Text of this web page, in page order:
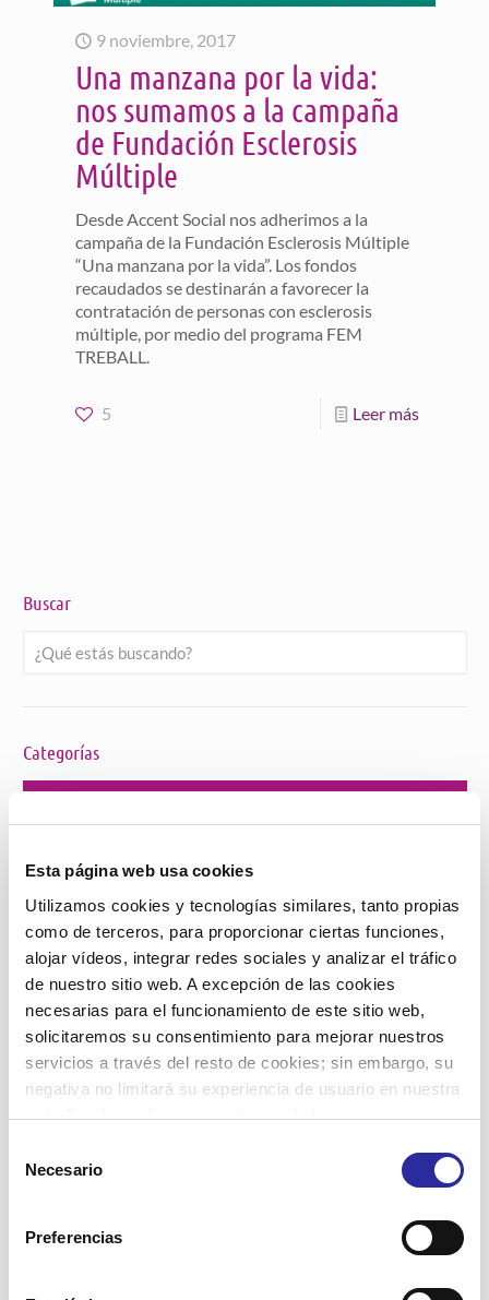
Esta página web usa cookies
Utilizamos cookies y tecnologías similares, tanto propias
como de terceros, para proporcionar ciertas funciones,
alojar vídeos, integrar redes sociales y analizar el tráfico
de nuestro sitio web. A excepción de las cookies
necesarias para el funcionamiento de este sitio web,
solicitaremos su consentimiento para mejorar nuestros
servicios a través del resto de cookies; sin embargo, su
negativa no limitará su experiencia de usuario en nuestra
web. Puede configurar o rechazar de forma
más información, puede consultar nuestra
Política de
Necesario
Preferencias
9 noviembre, 2017
Una manzana por la vida:
nos sumamos a la campaña
de Fundación Esclerosis
Múltiple
Desde Accent Social nos adherimos a la
campaña de la Fundación Esclerosis Múltiple
“Una manzana por la vida”. Los fondos
recaudados se destinarán a favorecer la
contratación de personas con esclerosis
múltiple, por medio del programa FEM
TREBALL.
5 Leer más
Buscar
Categorías
Lucha contra la violencia de género
Residencias
SAD Servicio Asistencia Domiciliaria
Salud
Viviendas con servicios
Etiquetas
asistencia domiciliaria atención domiciliaria